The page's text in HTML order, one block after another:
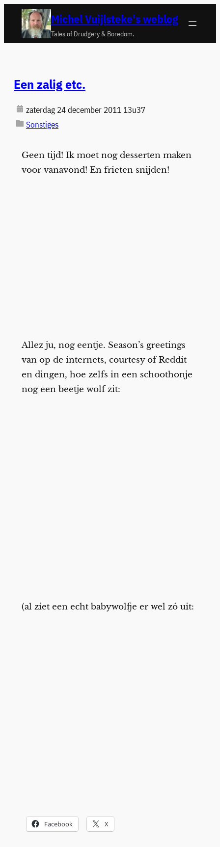
naar
Michel Vuijlsteke's weblog
Tales of Drudgery & Boredom.
Een zalig etc.
zaterdag 24 december 2011 13u37
Sonstiges
Geen tijd! Ik moet nog desserten maken
voor vanavond! En frieten snijden!
Allez ju, nog eentje. Season’s greetings
van op de internets, courtesy of Reddit
en dingen, hoe zelfs in een schoothonje
nog een beetje wolf zit:
(al ziet een echt babywolfje er wel zó uit:
Facebook X